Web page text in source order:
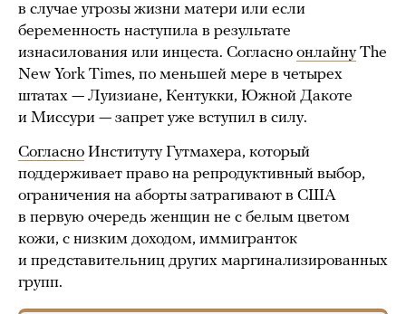
в случае угрозы жизни матери или если
беременность наступила в результате
изнасилования или инцеста. Согласно онлайнуThe
New York Times, по меньшей мере в четырех
штатах — Луизиане, Кентукки, Южной Дакоте
и Миссури — запрет уже вступил в силу.
Согласно Институту Гутмахера, который
поддерживает право на репродуктивный выбор,
ограничения на аборты затрагивают в США
в первую очередь женщин не с белым цветом
кожи, с низким доходом, иммигранток
и представительниц других маргинализированных
групп.